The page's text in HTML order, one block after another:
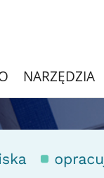
NARZĘDZIA